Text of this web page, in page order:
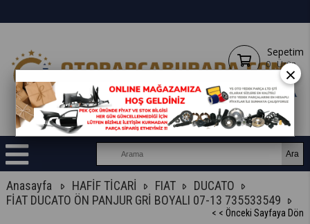
Sepetim
0 Ürün
Anasayfa HAFİF TİCARİ FIAT
DUCATO
FİAT DUCATO ÖN PANJUR GRİ BOYALI 07-13 735533549
< < Önceki Sayfaya Dön
×